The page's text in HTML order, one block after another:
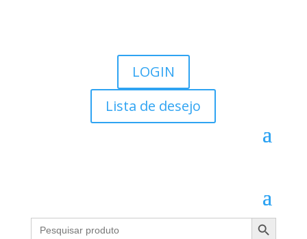
LOGIN
Lista de desejo
Search
for:
Search Button